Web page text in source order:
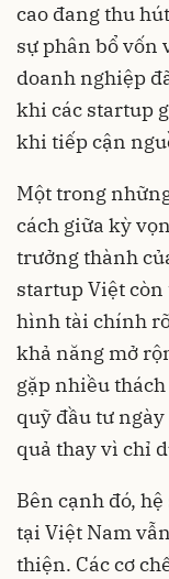
cao đang thu
sự phân bổ vốn
doanh nghiệp
khi các startup
khi tiếp cận
Một trong
cách giữa kỳ
trưởng thành
startup Việt
hình tài chính
khả năng mở
gặp nhiều
quỹ đầu tư
quả thay vì chỉ
Bên cạnh đó,
tại Việt Nam
thiện. Các cơ